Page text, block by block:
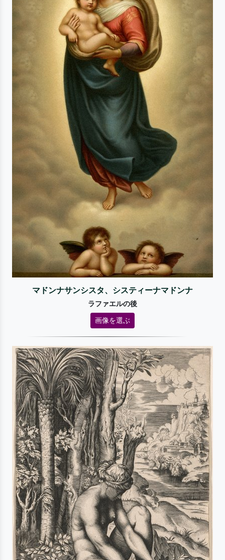
マドンナサンシスタ、システィーナマドンナ
ラファエルの後
画像を選ぶ